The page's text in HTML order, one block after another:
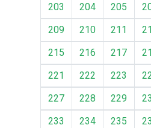
203
204 205
209
210 211
215
216 217
221
222 223
227
228 229
233
234 235